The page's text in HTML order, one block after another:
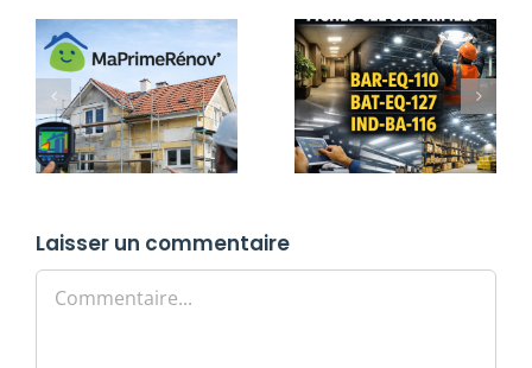
Laisser un commentaire
Commentaire